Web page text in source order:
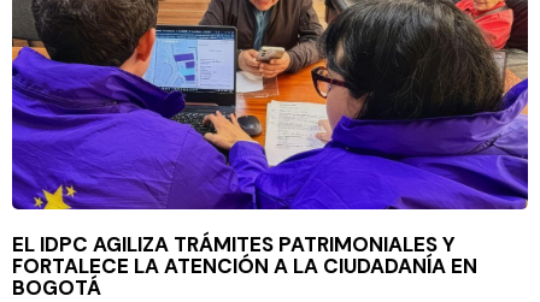
EL IDPC AGILIZA TRÁMITES PATRIMONIALES Y
FORTALECE LA ATENCIÓN A LA CIUDADANÍA EN
BOGOTÁ